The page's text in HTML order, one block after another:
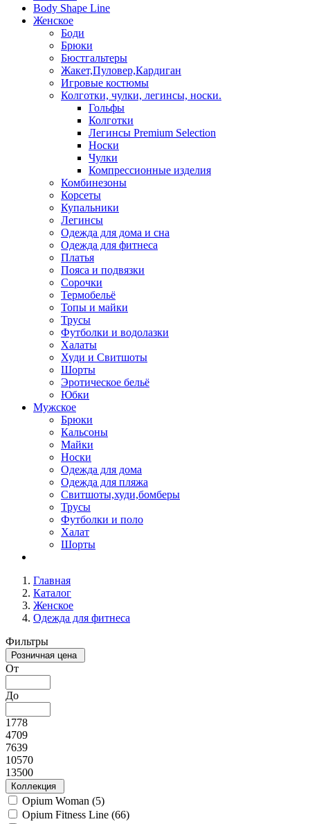
Body Shape Line
Женское
Боди
Брюки
Бюстгальтеры
Жакет,Пуловер,Кардиган
Игровые костюмы
Колготки, чулки, легинсы, носки.
Гольфы
Колготки
Легинсы Premium Selection
Носки
Чулки
Компрессионные изделия
Комбинезоны
Корсеты
Купальники
Легинсы
Одежда для дома и сна
Одежда для фитнеса
Платья
Пояса и подвязки
Сорочки
Термобельё
Топы и майки
Трусы
Футболки и водолазки
Халаты
Худи и Свитшоты
Шорты
Эротическое бельё
Юбки
Мужское
Брюки
Кальсоны
Майки
Носки
Одежда для дома
Одежда для пляжа
Свитшоты,худи,бомберы
Трусы
Футболки и поло
Халат
Шорты
Главная
Каталог
Женское
Одежда для фитнеса
Фильтры
Розничная цена
От
До
1778
4709
7639
10570
13500
Коллекция
Opium Woman (5)
Opium Fitness Line (66)